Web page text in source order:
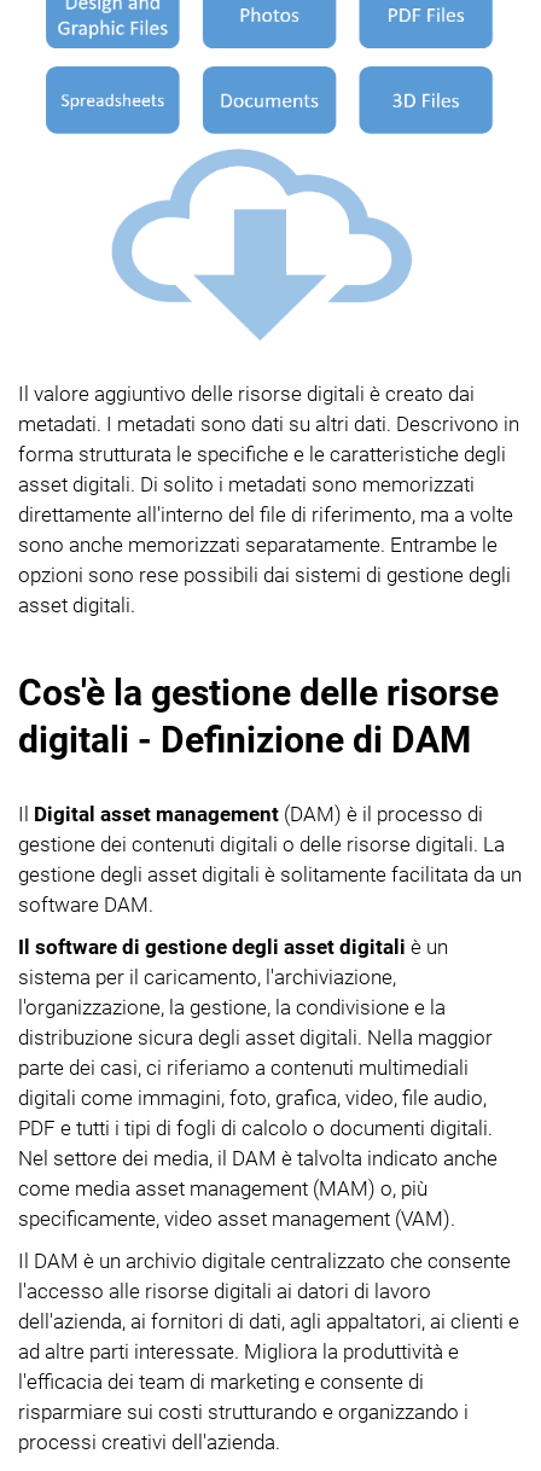
Il valore aggiuntivo delle risorse digitali è creato dai
metadati. I metadati sono dati su altri dati. Descrivono in
forma strutturata le specifiche e le caratteristiche degli
asset digitali. Di solito i metadati sono memorizzati
direttamente all'interno del file di riferimento, ma a volte
sono anche memorizzati separatamente. Entrambe le
opzioni sono rese possibili dai sistemi di gestione degli
asset digitali.
Cos'è la gestione delle risorse
digitali - Definizione di DAM
Il Digital asset management (DAM) è il processo di
gestione dei contenuti digitali o delle risorse digitali. La
gestione degli asset digitali è solitamente facilitata da un
software DAM.
Il software di gestione degli asset digitali è un
sistema per il caricamento, l'archiviazione,
l'organizzazione, la gestione, la condivisione e la
distribuzione sicura degli asset digitali. Nella maggior
parte dei casi, ci riferiamo a contenuti multimediali
digitali come immagini, foto, grafica, video, file audio,
PDF e tutti i tipi di fogli di calcolo o documenti digitali.
Nel settore dei media, il DAM è talvolta indicato anche
come media asset management (MAM) o, più
specificamente, video asset management (VAM).
Il DAM è un archivio digitale centralizzato che consente
l'accesso alle risorse digitali ai datori di lavoro
dell'azienda, ai fornitori di dati, agli appaltatori, ai clienti e
ad altre parti interessate. Migliora la produttività e
l'efficacia dei team di marketing e consente di
risparmiare sui costi strutturando e organizzando i
processi creativi dell'azienda.